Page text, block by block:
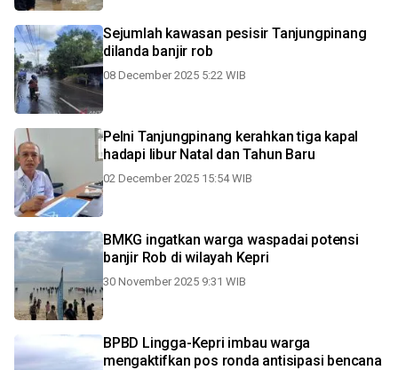
Sejumlah kawasan pesisir Tanjungpinang
dilanda banjir rob
08 December 2025 5:22 WIB
Pelni Tanjungpinang kerahkan tiga kapal
hadapi libur Natal dan Tahun Baru
02 December 2025 15:54 WIB
BMKG ingatkan warga waspadai potensi
banjir Rob di wilayah Kepri
30 November 2025 9:31 WIB
BPBD Lingga-Kepri imbau warga
mengaktifkan pos ronda antisipasi bencana